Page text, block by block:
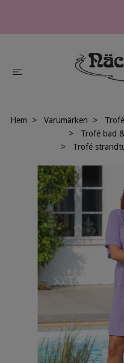
Hem Varumärken
Trofé bad
Trofé